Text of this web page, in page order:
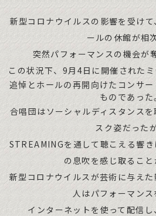
新型コロナウイルスの影響を受け
ールの休館が相次
突然パフォーマンスの機会が
この状況下、9月4日に開催されたミ
追悼とホールの再開向けたコンサ
ものであった
合唱団はソーシャルディスタンス
スク姿だったが
STREAMINGを通して聴こえる響
の息吹を感じ取ること
新型コロナウイルスが芸術に与えた
人はパフォーマンス
インターネットを使って配信し